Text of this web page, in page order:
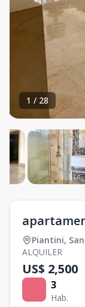
1 / 28
Piantini,
ALQUILER
US$ 2,500
3
Hab.